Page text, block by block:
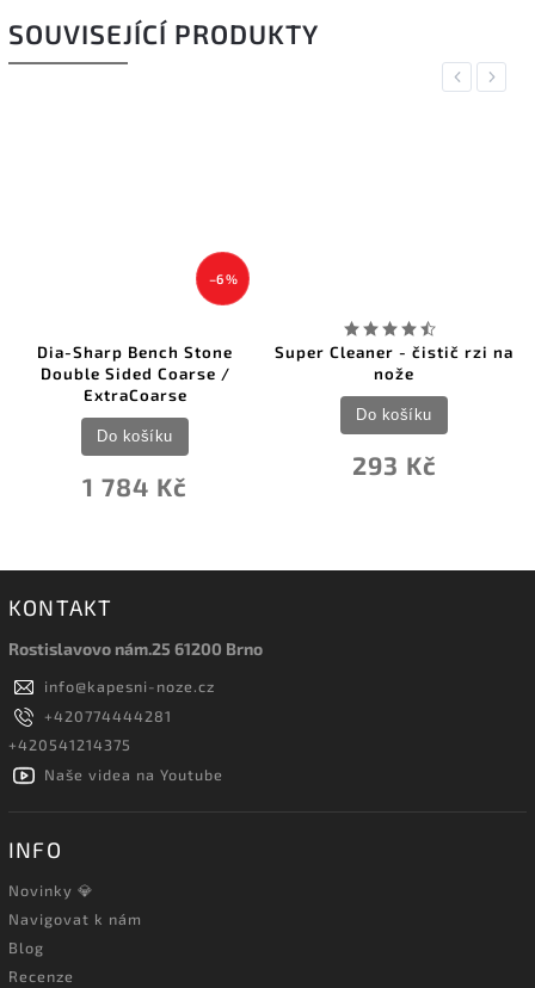
SOUVISEJÍCÍ PRODUKTY
Previous
–6 %
Dia-Sharp Bench Stone
Double Sided Coarse /
ExtraCoarse
1 784 Kč
Do košíku
Super Cleaner - čistič rzi na
nože
293 Kč
Do košíku
Next
KONTAKT
Rostislavovo nám.25 61200 Brno
info@kapesni-noze.cz
+420774444281
+420541214375
Naše videa na Youtube
INFO
Novinky 💎
Navigovat k nám
Blog
Recenze